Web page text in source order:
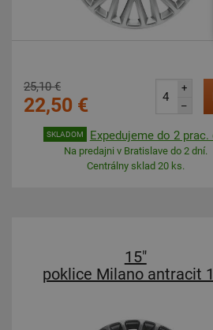
25,10 €
22,50 €
+
–
SKLADOM Expedujeme do 2 prac.
Na predajni v Bratislave do 2 dní.
Centrálny sklad 20 ks.
15"
poklice Milano antracit